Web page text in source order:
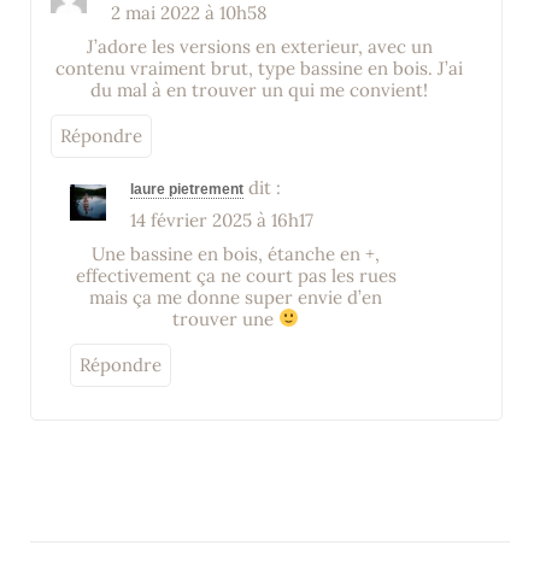
2 mai 2022 à 10h58
J’adore les versions en exterieur, avec un
contenu vraiment brut, type bassine en bois. J’ai
du mal à en trouver un qui me convient!
Répondre
laure pietrement dit :
14 février 2025 à 16h17
Une bassine en bois, étanche en +,
effectivement ça ne court pas les rues
mais ça me donne super envie d’en
trouver une
Répondre